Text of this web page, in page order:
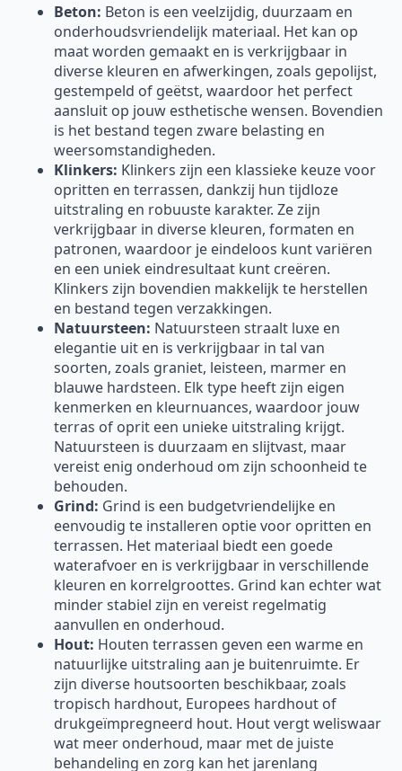
Beton: Beton is een veelzijdig, duurzaam en
onderhoudsvriendelijk materiaal. Het kan op
maat worden gemaakt en is verkrijgbaar in
diverse kleuren en afwerkingen, zoals gepolijst,
gestempeld of geëtst, waardoor het perfect
aansluit op jouw esthetische wensen. Bovendien
is het bestand tegen zware belasting en
weersomstandigheden.
Klinkers: Klinkers zijn een klassieke keuze voor
opritten en terrassen, dankzij hun tijdloze
uitstraling en robuuste karakter. Ze zijn
verkrijgbaar in diverse kleuren, formaten en
patronen, waardoor je eindeloos kunt variëren
en een uniek eindresultaat kunt creëren.
Klinkers zijn bovendien makkelijk te herstellen
en bestand tegen verzakkingen.
Natuursteen: Natuursteen straalt luxe en
elegantie uit en is verkrijgbaar in tal van
soorten, zoals graniet, leisteen, marmer en
blauwe hardsteen. Elk type heeft zijn eigen
kenmerken en kleurnuances, waardoor jouw
terras of oprit een unieke uitstraling krijgt.
Natuursteen is duurzaam en slijtvast, maar
vereist enig onderhoud om zijn schoonheid te
behouden.
Grind: Grind is een budgetvriendelijke en
eenvoudig te installeren optie voor opritten en
terrassen. Het materiaal biedt een goede
waterafvoer en is verkrijgbaar in verschillende
kleuren en korrelgroottes. Grind kan echter wat
minder stabiel zijn en vereist regelmatig
aanvullen en onderhoud.
Hout: Houten terrassen geven een warme en
natuurlijke uitstraling aan je buitenruimte. Er
zijn diverse houtsoorten beschikbaar, zoals
tropisch hardhout, Europees hardhout of
drukgeïmpregneerd hout. Hout vergt weliswaar
wat meer onderhoud, maar met de juiste
behandeling en zorg kan het jarenlang